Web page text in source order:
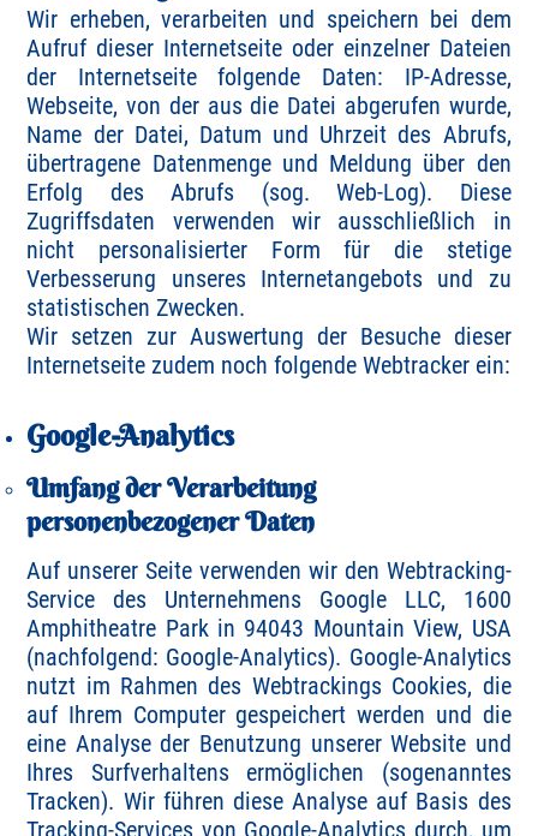
Wir erheben, verarbeiten und speichern bei dem
Aufruf dieser Internetseite oder einzelner Dateien
der Internetseite folgende Daten: IP-Adresse,
Webseite, von der aus die Datei abgerufen wurde,
Name der Datei, Datum und Uhrzeit des Abrufs,
übertragene Datenmenge und Meldung über den
Erfolg des Abrufs (sog. Web-Log). Diese
Zugriffsdaten verwenden wir ausschließlich in
nicht personalisierter Form für die stetige
Verbesserung unseres Internetangebots und zu
statistischen Zwecken.
Wir setzen zur Auswertung der Besuche dieser
Internetseite zudem noch folgende Webtracker ein:
Google-Analytics
Umfang der Verarbeitung
personenbezogener Daten
Auf unserer Seite verwenden wir den Webtracking-
Service des Unternehmens Google LLC, 1600
Amphitheatre Park in 94043 Mountain View, USA
(nachfolgend: Google-Analytics). Google-Analytics
nutzt im Rahmen des Webtrackings Cookies, die
auf Ihrem Computer gespeichert werden und die
eine Analyse der Benutzung unserer Website und
Ihres Surfverhaltens ermöglichen (sogenanntes
Tracken). Wir führen diese Analyse auf Basis des
Tracking-Services von Google-Analytics durch, um